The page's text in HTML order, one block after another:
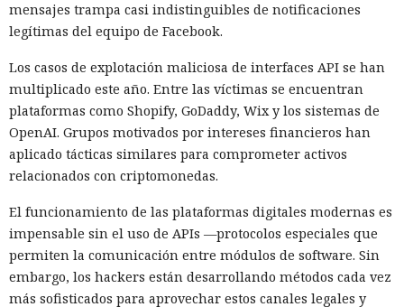
mensajes trampa casi indistinguibles de notificaciones
legítimas del equipo de Facebook.
Los casos de explotación maliciosa de interfaces API se han
multiplicado este año. Entre las víctimas se encuentran
plataformas como Shopify, GoDaddy, Wix y los sistemas de
OpenAI. Grupos motivados por intereses financieros han
aplicado tácticas similares para comprometer activos
relacionados con criptomonedas.
El funcionamiento de las plataformas digitales modernas es
impensable sin el uso de APIs —protocolos especiales que
permiten la comunicación entre módulos de software. Sin
embargo, los hackers están desarrollando métodos cada vez
más sofisticados para aprovechar estos canales legales y